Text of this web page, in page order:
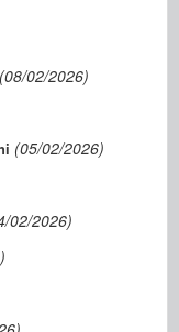
(08/02/2026)
(05/02/2026)
02/2026)